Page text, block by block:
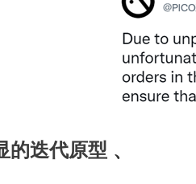
的迭代原型 、